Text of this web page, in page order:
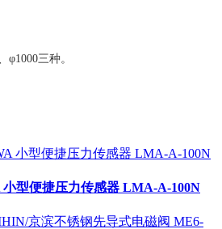
φ1000三种。
小型便捷压力传感器 LMA-A-100N